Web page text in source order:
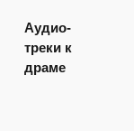
Аудио-
треки к
драме